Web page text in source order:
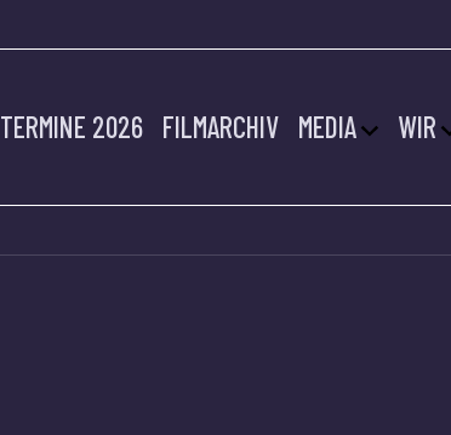
TERMINE 2026 FILMARCHIV MEDIA WIR